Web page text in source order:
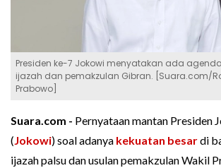
Presiden ke-7 Jokowi menyatakan ada
ijazah dan pemakzulan Gibran. [Suara.com/
Prabowo]
Suara.com - Pernyataan mantan Presiden
(Jokowi) soal adanya kekuatan besardi
ijazah palsu dan usulan pemakzulan Wakil